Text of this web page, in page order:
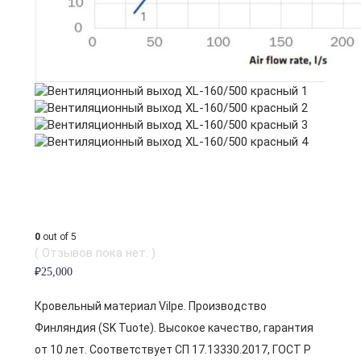
0 out of 5
( Отзывов пока нет. )
₽25,000
Кровельный материал Vilpe. Производство
Финляндия (SK Tuote). Высокое качество, гарантия
от 10 лет. Соответствует СП 17.13330.2017, ГОСТ Р